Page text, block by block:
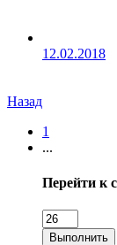
12.02.2018
Назад
1
...
Перейти к
Выполнить